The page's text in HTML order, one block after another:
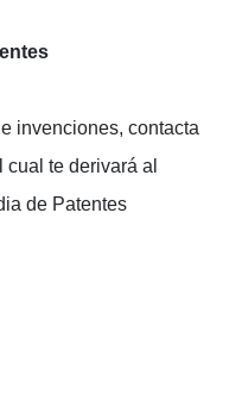
invenciones, contacta
te derivará al
de Patentes